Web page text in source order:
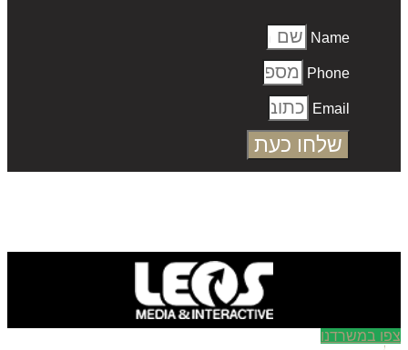
Name
Phone
Email
שלחו כעת
במשרדנו